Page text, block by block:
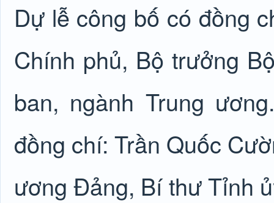
Dự lễ công bố có đồng
Chính phủ, Bộ trưởng
ban, ngành Trung
đồng chí: Trần Quốc
ương Đảng, Bí thư Tỉnh